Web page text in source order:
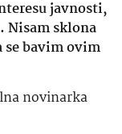
javnosti,
sklona
se bavim ovim
novinarka